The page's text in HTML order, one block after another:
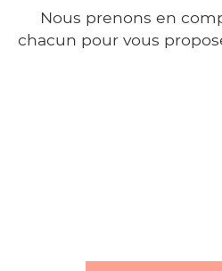
Nous prenons en
chacun pour vous